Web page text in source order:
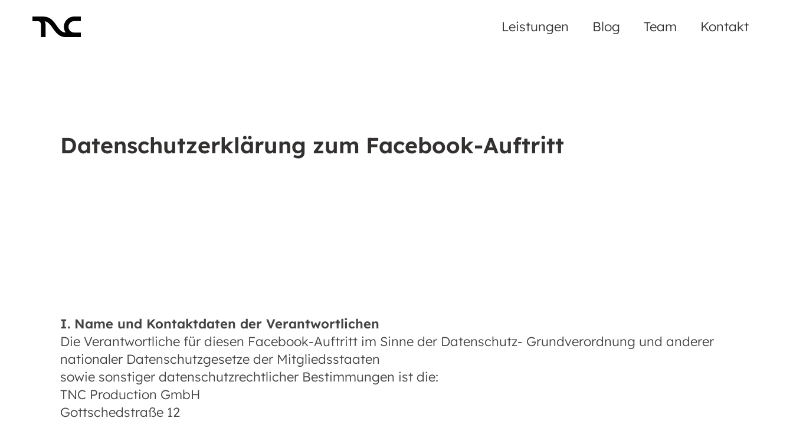
Leistungen Blog Team Kontakt
Datenschutzerklärung zum Facebook-Auftritt
I. Name und Kontaktdaten der Verantwortlichen
Die Verantwortliche für diesen Facebook-Auftritt im Sinne der Datenschutz- Grundverordnung und anderer
nationaler Datenschutzgesetze der Mitgliedsstaaten
sowie sonstiger datenschutzrechtlicher Bestimmungen ist die:
TNC Production GmbH
Gottschedstraße 12